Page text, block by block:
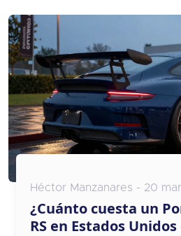
Héctor Manzanares - 20
¿Cuánto cuesta un
RS en Estados Unidos